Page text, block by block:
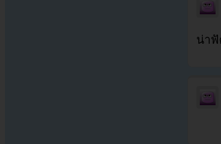
น่าฟั